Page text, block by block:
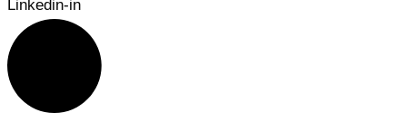
Linkedin-in